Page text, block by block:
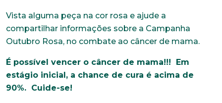
Vista alguma peça na cor rosa e ajude a
compartilhar informações sobre a Campanha
Outubro Rosa, no combate ao câncer de mama.
É possível vencer o câncer de mama!!! Em
estágio inicial, a chance de cura é acima de
90%. Cuide-se!
*Campos obrigatórios
E-mail*